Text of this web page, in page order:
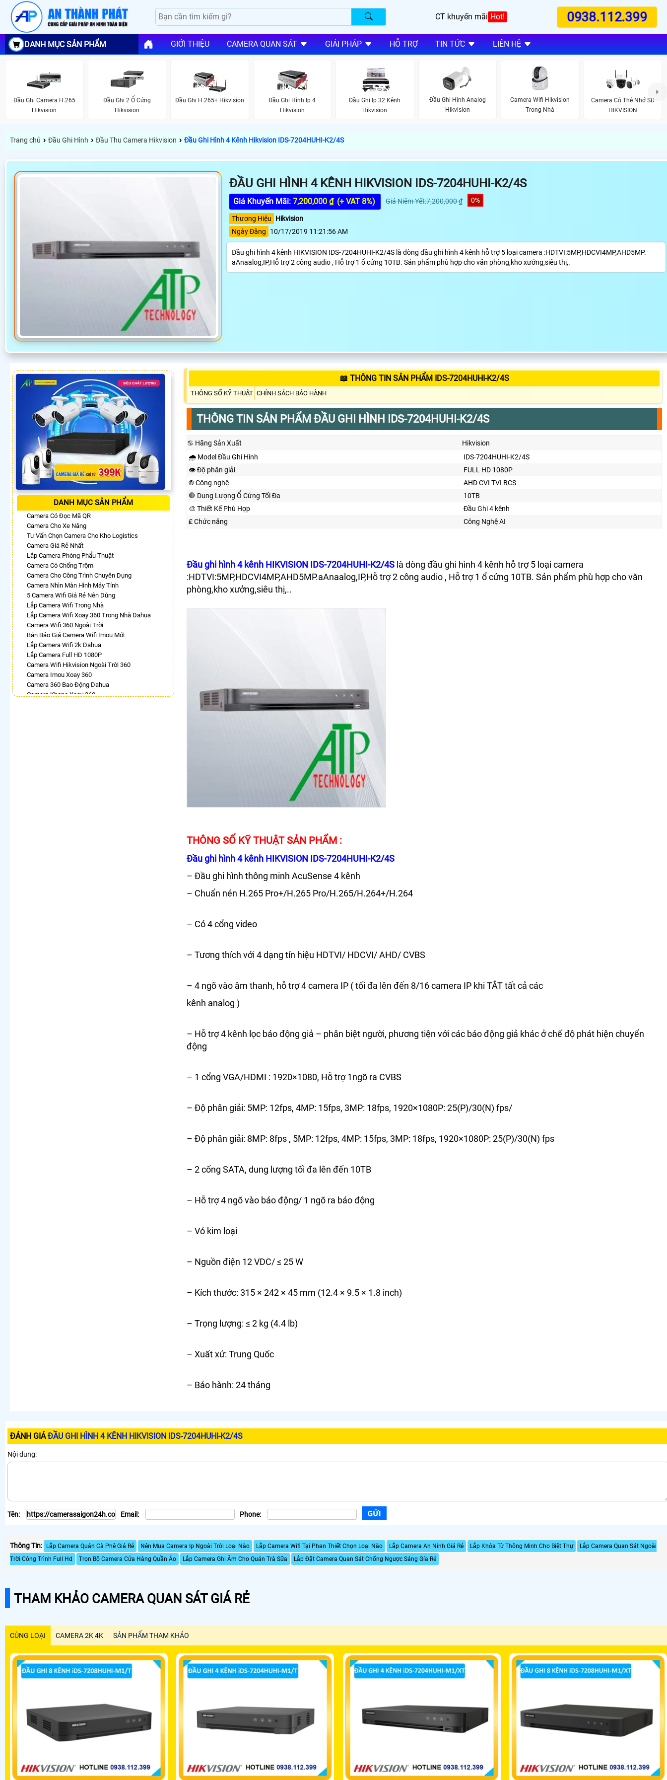
CT khuyến mãi Hot! 0938.112.399
DANH MỤC SẢN PHẨM GIỚI THIỆU CAMERA QUAN SÁT GIẢI PHÁP HỖ TRỢ TIN TỨC LIÊN HỆ
Đầu Ghi Camera H.265
Hikvision
Đầu Ghi 2 Ổ Cứng
Hikvision
Đầu Ghi H.265+ Hikvision
Đầu Ghi Hình Ip 4
Hikvision
Đầu Ghi Ip 32 Kênh
Hikvision
Đầu Ghi Hình Analog
Hikvision
Camera Wifi Hikvision
Trong Nhà
Camera Có Thẻ Nhớ SD
HIKVISION
Trang chủ › Đầu Ghi Hình › Đầu Thu Camera Hikvision › Đầu Ghi Hình 4 Kênh Hikvision IDS-7204HUHI-K2/4S
ĐẦU GHI HÌNH 4 KÊNH HIKVISION IDS-7204HUHI-K2/4S
Giá Khuyến Mãi: 7,200,000 ₫ (+ VAT 8%) Giá Niêm Yết:7,200,000 ₫ 0%
Thương Hiệu
Hikvision
Ngày Đăng
10/17/2019 11:21:56 AM
Đầu ghi hình 4 kênh HIKVISION IDS-7204HUHI-K2/4S là dòng đầu ghi hình 4 kênh hỗ trợ 5 loại camera :HDTVI:5MP,HDCVI4MP,AHD5MP.
aAnaalog,IP,Hỗ trợ 2 công audio , Hỗ trợ 1 ổ cứng 10TB. Sản phẩm phù hợp cho văn phòng,kho xưởng,siêu thị,.
DANH MỤC SẢN PHẨM
Camera Có Đọc Mã QR
Camera Cho Xe Nâng
Tư Vấn Chọn Camera Cho Kho Logistics
Camera Giá Rẻ Nhất
Lắp Camera Phòng Phẩu Thuật
Camera Có Chống Trộm
Camera Cho Công Trình Chuyên Dụng
Camera Nhìn Màn Hình Máy Tính
5 Camera Wifi Giá Rẻ Nên Dùng
Lắp Camera Wifi Trong Nhà
Lắp Camera Wifi Xoay 360 Trong Nhà Dahua
Camera Wifi 360 Ngoài Trời
Bản Báo Giá Camera Wifi Imou Mới
Lắp Camera Wifi 2k Dahua
Lắp Camera Full HD 1080P
Camera Wifi Hikvision Ngoài Trời 360
Camera Imou Xoay 360
Camera 360 Bao Động Dahua
Camera Kbone Xoay 360
📖 THÔNG TIN SẢN PHẨM IDS-7204HUHI-K2/4S
THÔNG SỐ KỸ THUẬT CHÍNH SÁCH BẢO HÀNH
THÔNG TIN SẢN PHẨM ĐẦU GHI HÌNH IDS-7204HUHI-K2/4S
♋ Hãng Sản Xuất
Hikvision
🌧️ Model Đầu Ghi Hình
IDS-7204HUHI-K2/4S
👁 Độ phân giải
FULL HD 1080P
®️ Công nghệ
AHD CVI TVI BCS
🛑 Dung Lượng Ổ Cứng Tối Đa
10TB
🎨 Thiết Kế Phù Hợp
Đầu Ghi 4 kênh
₤ Chức năng
Công Nghệ AI
Đầu ghi hình 4 kênh HIKVISION IDS-7204HUHI-K2/4S là dòng đầu ghi hình 4 kênh hỗ trợ 5 loại camera
:HDTVI:5MP,HDCVI4MP,AHD5MP.aAnaalog,IP,Hỗ trợ 2 công audio , Hỗ trợ 1 ổ cứng 10TB. Sản phẩm phù hợp cho văn
phòng,kho xưởng,siêu thị,..
THÔNG SỐ KỸ THUẬT SẢN PHẨM :
Đầu ghi hình 4 kênh HIKVISION IDS-7204HUHI-K2/4S
– Đầu ghi hình thông minh AcuSense 4 kênh
– Chuẩn nén H.265 Pro+/H.265 Pro/H.265/H.264+/H.264
– Có 4 cổng video
– Tương thích với 4 dạng tín hiệu HDTVI/ HDCVI/ AHD/ CVBS
– 4 ngõ vào âm thanh, hỗ trợ 4 camera IP ( tối đa lên đến 8/16 camera IP khi TẮT tất cả các
kênh analog )
– Hỗ trợ 4 kênh lọc báo động giả – phân biệt người, phương tiện với các báo động giả khác ở chế độ phát hiện chuyển
động
– 1 cổng VGA/HDMI : 1920×1080, Hỗ trợ 1ngõ ra CVBS
– Độ phân giải: 5MP: 12fps, 4MP: 15fps, 3MP: 18fps, 1920×1080P: 25(P)/30(N) fps/
– Độ phân giải: 8MP: 8fps , 5MP: 12fps, 4MP: 15fps, 3MP: 18fps, 1920×1080P: 25(P)/30(N) fps
– 2 cổng SATA, dung lượng tối đa lên đến 10TB
– Hỗ trợ 4 ngõ vào báo động/ 1 ngõ ra báo động
– Vỏ kim loại
– Nguồn điện 12 VDC/ ≤ 25 W
– Kích thước: 315 × 242 × 45 mm (12.4 × 9.5 × 1.8 inch)
– Trọng lượng: ≤ 2 kg (4.4 lb)
– Xuất xứ: Trung Quốc
– Bảo hành: 24 tháng
ĐÁNH GIÁĐẦU GHI HÌNH 4 KÊNH HIKVISION IDS-7204HUHI-K2/4S
Nội dung:
Tên: Email: Phone:
Thông Tin: Lắp Camera Quán Cà Phê Giá Rẻ Nên Mua Camera Ip Ngoài Trời Loại Nào Lắp Camera Wifi Tại Phan Thiết Chọn Loại Nào Lắp Camera An Ninh Giá Rẻ Lắp Khóa Từ Thông Minh Cho Biệt Thự
Lắp Camera Quan Sát Ngoài
Trời Công Trình Full Hd
Trọn Bộ Camera Cửa Hàng Quần Áo Lắp Camera Ghi Âm Cho Quán Trà Sữa Lắp Đặt Camera Quan Sát Chống Ngược Sáng Gía Rẻ
THAM KHẢO CAMERA QUAN SÁT GIÁ RẺ
CÙNG LOẠI CAMERA 2K 4K SẢN PHẨM THAM KHẢO